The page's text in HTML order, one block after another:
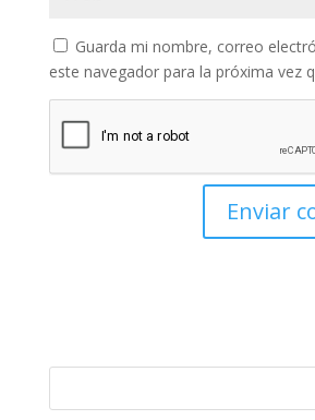
Guarda mi nombre, correo
este navegador para la próxima vez